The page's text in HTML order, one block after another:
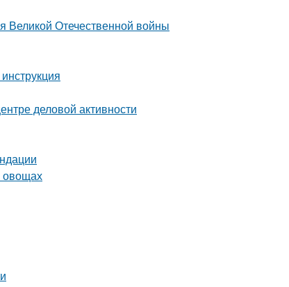
Великой Отечественной войны
деловой активности
овощах